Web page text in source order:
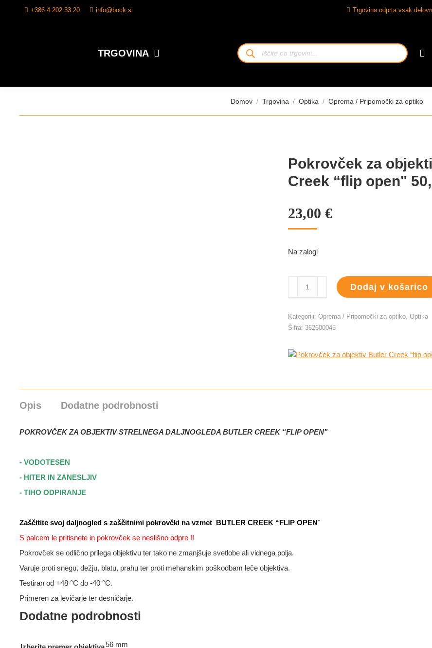
+386 4 202 33 20 info@bock.si Trgovina odprta vsak
TRGOVINA
Iskanje
izdelkov
Tukaj ste:
Domov Trgovina Optika Oprema / Pripomočki za optiko
Pokrovček za
Creek “flip open"
23,00 €
Na zalogi
Creek
"flip
50,7mm
Dodaj v košarico
Kategoriji: Oprema / Pripomočki za optiko, Optika
Šifra: 362600045
Opis Dodatne podrobnosti
POKROVČEK ZA OBJEKTIV STRELNEGA DALJNOGLEDA BUTLER CREEK “FLIP OPEN"
- VODOTESEN
- HITER IN ZANESLJIV
- TIHO ODPIRANJE
Zaščitite svoj daljnogled s zaščitnimi pokrovčki na vzmet BUTLER CREEK “FLIP OPEN"
S palcem le pritisnete in pokrovček se neslišno odpre !!
Pokrovček se odlično prilega objektivu ter tako ne zmanjšuje svetlobe ali vidnega polja.
Varuje proti snegu, dežju, blatu, prahu ter proti mehanskim poškodbam leče objektiva.
Testiran od +48 °C do -40 °C.
Primeren za levičarje ter desničarje.
Dodatne podrobnosti
56 mm